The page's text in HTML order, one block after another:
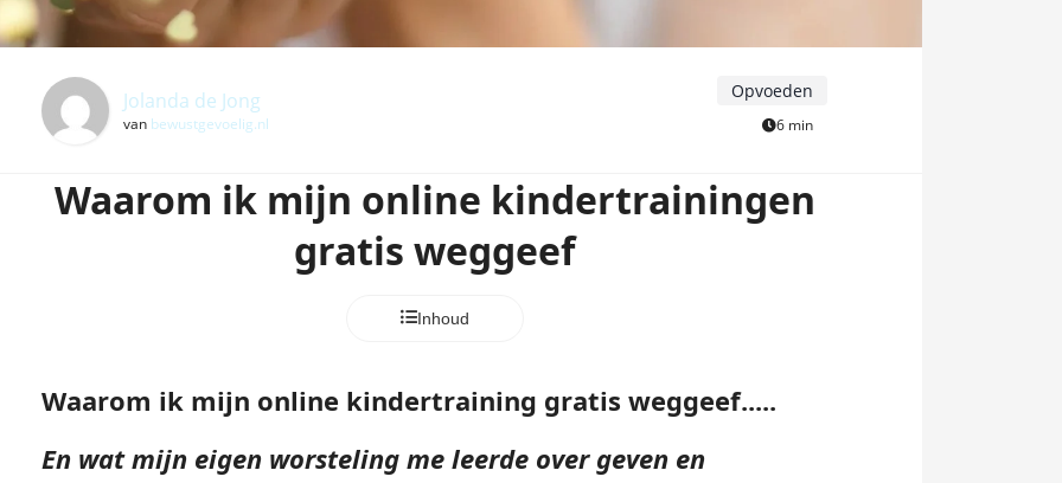
Jolanda de Jong
van bewustgevoelig.nl
Opvoeden
6 min
Waarom ik mijn online kindertrainingen
gratis weggeef
Inhoud
Waarom ik mijn online kindertraining gratis weggeef.....
En wat mijn eigen worsteling me leerde over geven en